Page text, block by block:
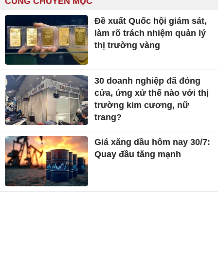
Đề xuất Quốc hội giám sát,
làm rõ trách nhiệm quản lý
thị trường vàng
30 doanh nghiệp đã đóng
cửa, ứng xử thế nào với thị
trường kim cương, nữ
trang?
Giá xăng dầu hôm nay 30/7:
Quay đầu tăng mạnh